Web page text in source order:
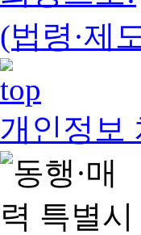
(법령·제
개인정보